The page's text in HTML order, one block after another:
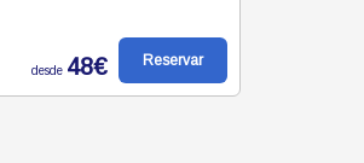
desde 48€ Reservar